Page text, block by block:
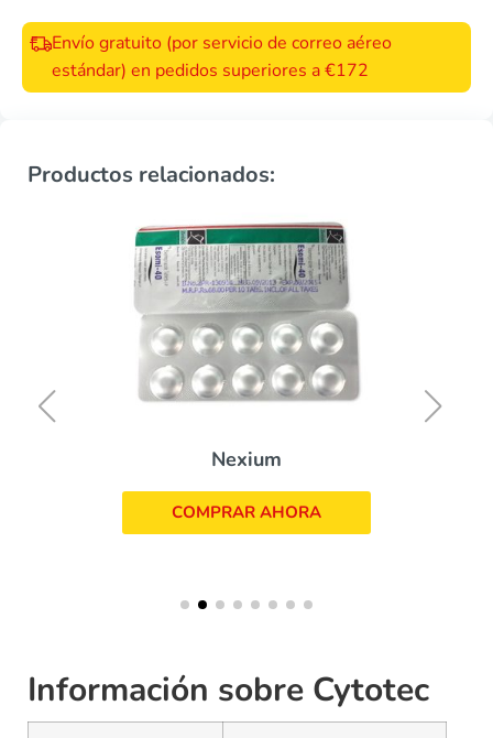
Envío gratuito (por servicio de correo aéreo
estándar) en pedidos superiores a €172
Productos relacionados:
Nexium
COMPRAR AHORA
Información sobre Cytotec